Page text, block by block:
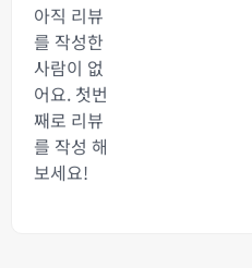
아직 리뷰
를 작성한
사람이 없
어요. 첫번
째로 리뷰
를 작성 해
보세요!